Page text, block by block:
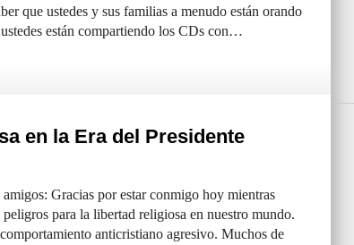
que ustedes y sus familias a menudo están orando
están compartiendo los CDs con…
en la Era del Presidente
Gracias por estar conmigo hoy mientras
para la libertad religiosa en nuestro mundo.
anticristiano agresivo. Muchos de